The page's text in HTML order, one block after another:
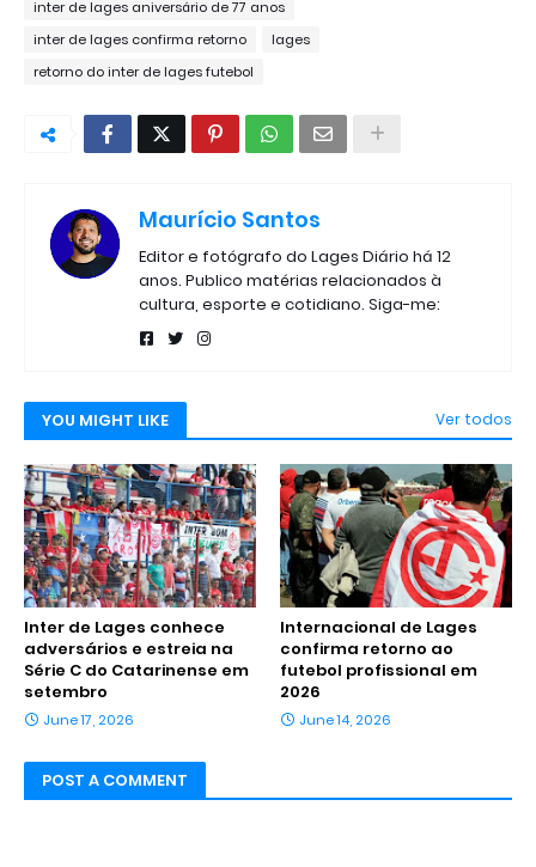
inter de lages aniversário de 77 anos
inter de lages confirma retorno
lages
retorno do inter de lages futebol
Maurício Santos
Editor e fotógrafo do Lages Diário há 12
anos. Publico matérias relacionados à
cultura, esporte e cotidiano. Siga-me:
YOU MIGHT LIKE Ver todos
Inter de Lages conhece
adversários e estreia na
Série C do Catarinense em
setembro
June 17, 2026
Internacional de Lages
confirma retorno ao
futebol profissional em
2026
June 14, 2026
POST A COMMENT